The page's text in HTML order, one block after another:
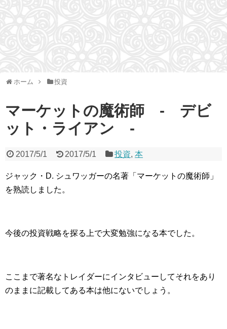
ホーム 投資
マーケットの魔術師 - デビ
ット・ライアン -
2017/5/1 2017/5/1 投資,本
ジャック・D. シュワッガーの名著「マーケットの魔術師」
を熟読しました。
今後の投資戦略を探る上で大変勉強になる本でした。
ここまで著名なトレイダーにインタビューしてそれをあり
のままに記載してある本は他にないでしょう。